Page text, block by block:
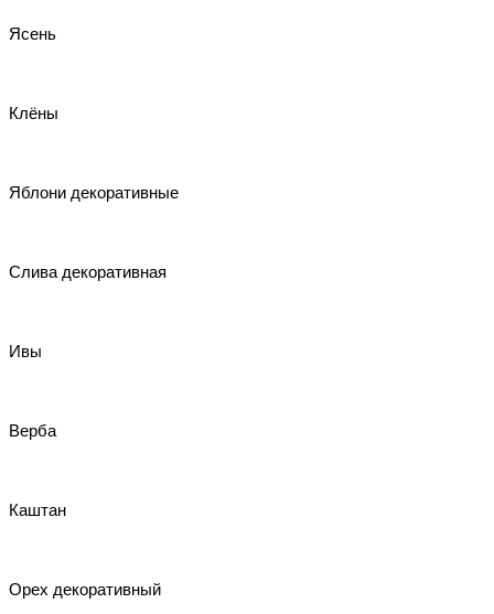
Ясень
Клёны
Яблони декоративные
Слива декоративная
Ивы
Верба
Каштан
Орех декоративный